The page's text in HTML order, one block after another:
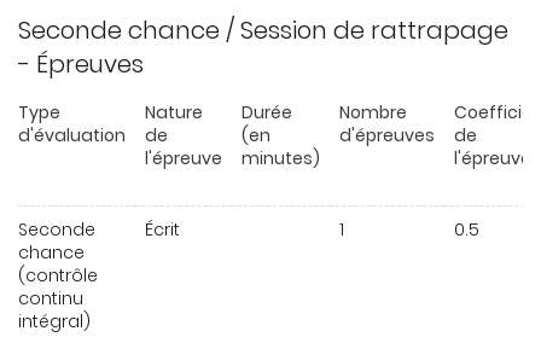
Seconde chance / Session de rattrapage
- Épreuves
Type
d'évaluation
Nature
de
l'épreuve
Durée
(en
minutes)
Nombre
d'épreuves
de
l'épreuve
Seconde
chance
(contrôle
continu
intégral)
Écrit 1 0.5